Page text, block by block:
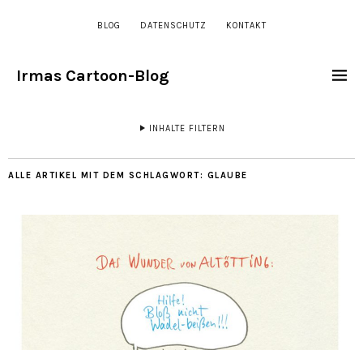
BLOG DATENSCHUTZ KONTAKT
Irmas Cartoon-Blog
INHALTE FILTERN
ALLE ARTIKEL MIT DEM SCHLAGWORT: GLAUBE